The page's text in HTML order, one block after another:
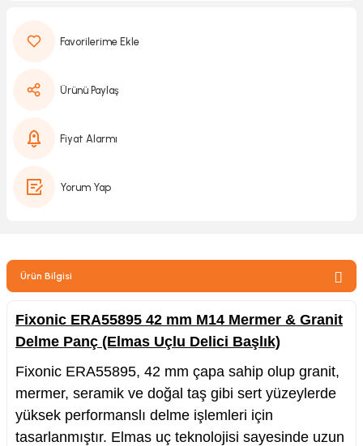
Ürünü Paylaş
Fiyat Alarmı
Yorum Yap
Ürün Bilgisi
Fixonic ERA55895 42 mm M14 Mermer & Granit
Delme Panç (Elmas Uçlu Delici Başlık)
Fixonic ERA55895, 42 mm çapa sahip olup granit,
mermer, seramik ve doğal taş gibi sert yüzeylerde
yüksek performanslı delme işlemleri için
tasarlanmıştır. Elmas uç teknolojisi sayesinde uzun